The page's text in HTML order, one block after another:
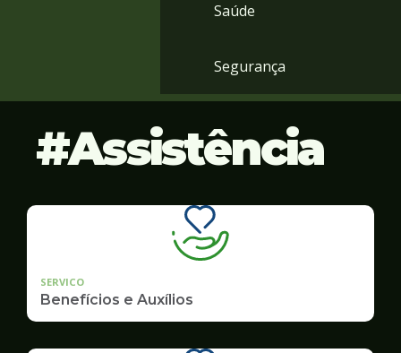
Saúde
Segurança
Assistência
SERVICO
Benefícios e Auxílios